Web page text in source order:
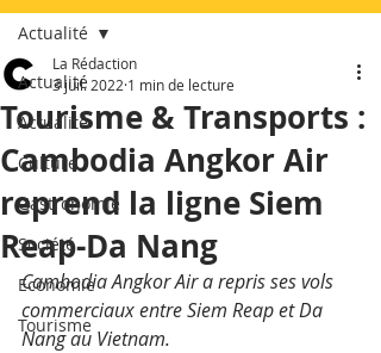
Actualité
Actualité
Culture
Gastronomie
Société
Economie
Tourisme
Actualité
Tourisme & Transports :
Cambodia Angkor Air
reprend la ligne Siem
Reap-Da Nang
La Rédaction
3 juil. 2022 1 min de lecture
Cambodia Angkor Air a repris ses vols
commerciaux entre Siem Reap et Da
Nang au Vietnam.